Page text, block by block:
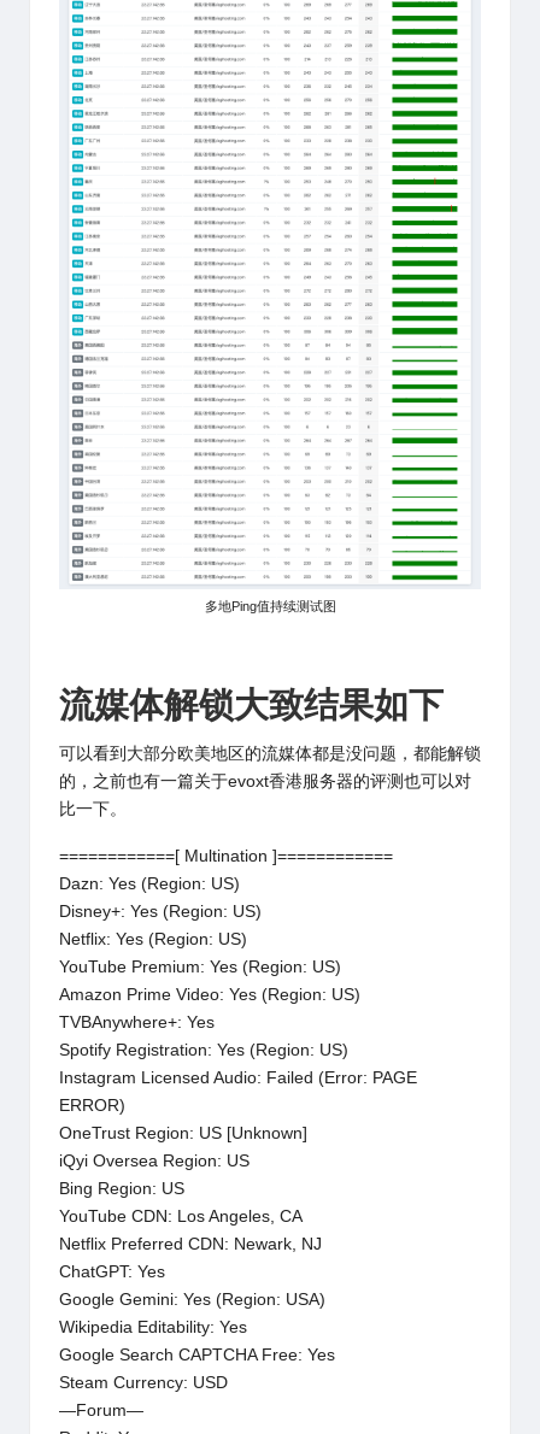
多地Ping值持续测试图
流媒体解锁大致结果如下
可以看到大部分欧美地区的流媒体都是没问题，都能解锁
的，之前也有一篇关于evoxt香港服务器的评测 也可以对
比一下。
============[ Multination ]============
Dazn: Yes (Region: US)
Disney+: Yes (Region: US)
Netflix: Yes (Region: US)
YouTube Premium: Yes (Region: US)
Amazon Prime Video: Yes (Region: US)
TVBAnywhere+: Yes
Spotify Registration: Yes (Region: US)
Instagram Licensed Audio: Failed (Error: PAGE
ERROR)
OneTrust Region: US [Unknown]
iQyi Oversea Region: US
Bing Region: US
YouTube CDN: Los Angeles, CA
Netflix Preferred CDN: Newark, NJ
ChatGPT: Yes
Google Gemini: Yes (Region: USA)
Wikipedia Editability: Yes
Google Search CAPTCHA Free: Yes
Steam Currency: USD
—Forum—